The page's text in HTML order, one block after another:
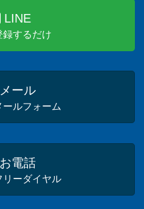
LINE
録するだけ
メール
ールフォーム
お電話
リーダイヤル